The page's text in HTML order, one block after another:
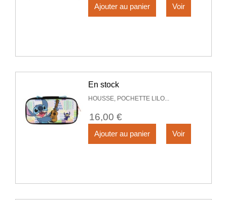
Ajouter au panier Voir
En stock
HOUSSE, POCHETTE LILO...
16,00 €
Ajouter au panier Voir